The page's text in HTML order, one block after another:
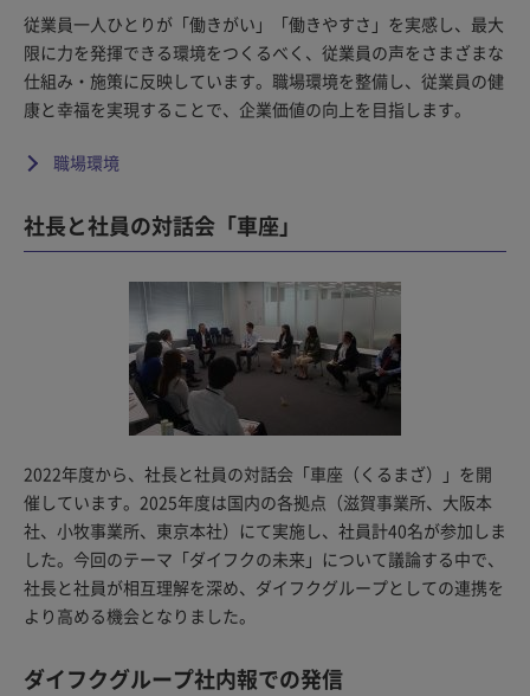
従業員一人ひとりが「働きがい」「働きやすさ」を実感し、最大
限に力を発揮できる環境をつくるべく、従業員の声をさまざまな
仕組み・施策に反映しています。職場環境を整備し、従業員の健
康と幸福を実現することで、企業価値の向上を目指します。
職場環境
社長と社員の対話会「車座」
2022年度から、社長と社員の対話会「車座（くるまざ）」を開
催しています。2025年度は国内の各拠点（滋賀事業所、大阪本
社、小牧事業所、東京本社）にて実施し、社員計40名が参加しま
した。今回のテーマ「ダイフクの未来」について議論する中で、
社長と社員が相互理解を深め、ダイフクグループとしての連携を
より高める機会となりました。
ダイフクグループ社内報での発信